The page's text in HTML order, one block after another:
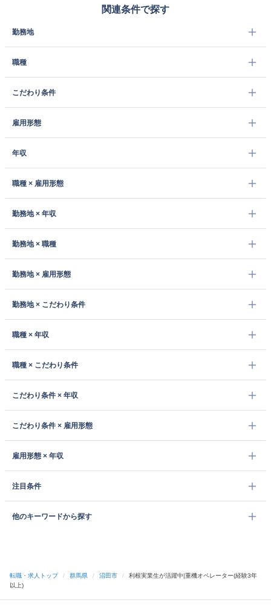
関連条件で探す
勤務地
職種
こだわり条件
雇用形態
年収
職種 × 雇用形態
勤務地 × 年収
勤務地 × 職種
勤務地 × 雇用形態
勤務地 × こだわり条件
職種 × 年収
職種 × こだわり条件
こだわり条件 × 年収
こだわり条件 × 雇用形態
雇用形態 × 年収
注目条件
他のキーワードから探す
転職・求人トップ / 群馬県 / 沼田市 /
利根実業生が活躍中|重機オペレーター(経験3年
以上)